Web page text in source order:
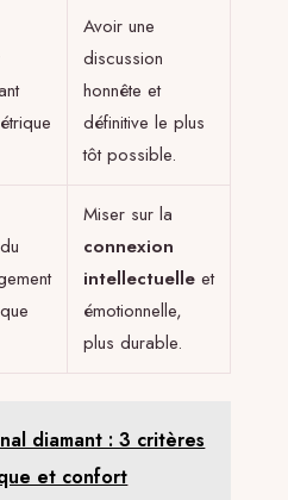
Avoir une
discussion
honnête et
définitive le plus
tôt possible.
Miser sur la
connexion
intellectuelle et
émotionnelle,
plus durable.
diamant : 3 critères
et confort